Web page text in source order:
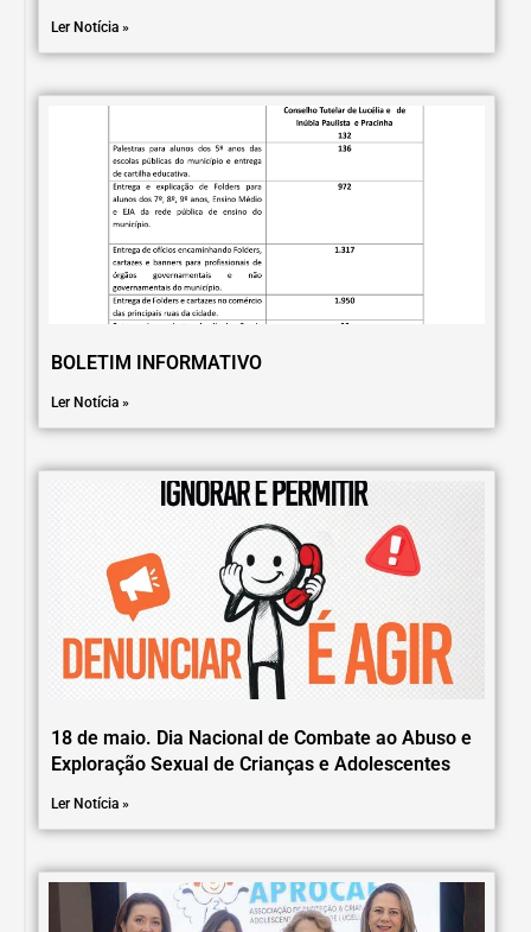
Ler Notícia »
BOLETIM INFORMATIVO
Ler Notícia »
18 de maio. Dia Nacional de Combate ao Abuso e
Exploração Sexual de Crianças e Adolescentes
Ler Notícia »